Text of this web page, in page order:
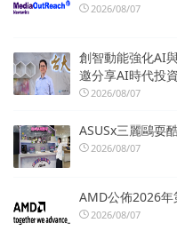
2026/08/07
創智動能強化AI
邀分享AI時代投
2026/08/07
ASUSx三麗鷗耍
2026/08/07
AMD公佈2026
2026/08/07